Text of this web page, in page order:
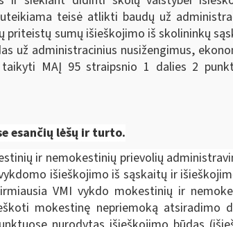
teisė atlikti baudų už
sumų išieškojimo iš skolininkų
administracinius nusižengimus,
MAĮ 95 straipsnio 1 dalies 2
esančių lėšų ir turto.
ir nemokestinių prievolių
išieškojimo iš sąskaitų ir
VMI vykdo mokestinių ir
mokestinę nepriemoką atsiradimo